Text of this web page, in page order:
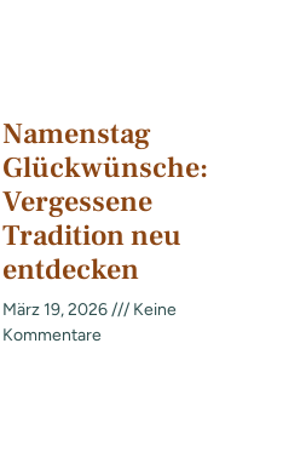
Namenstag
Glückwünsche:
Vergessene
Tradition neu
entdecken
März 19, 2026
Keine
Kommentare